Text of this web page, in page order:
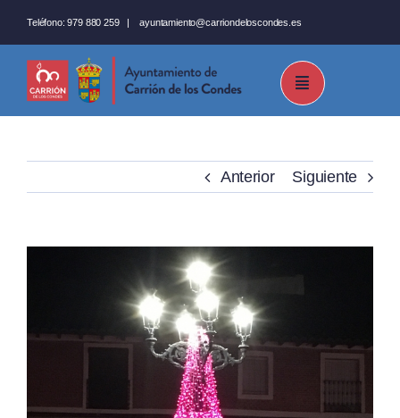
al
contenido
Teléfono: 979 880 259 |ayuntamiento@carriondeloscondes.es
Anterior Siguiente
grande